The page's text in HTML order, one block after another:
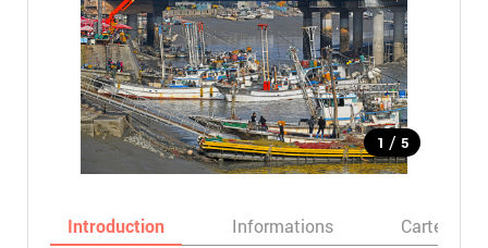
1 / 5
Introduction Informations Carte